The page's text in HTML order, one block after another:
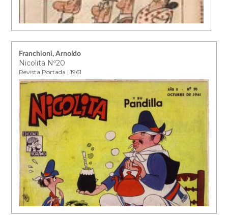
Franchioni, Arnoldo
Nicolita Nº20
Revista Portada | 1961